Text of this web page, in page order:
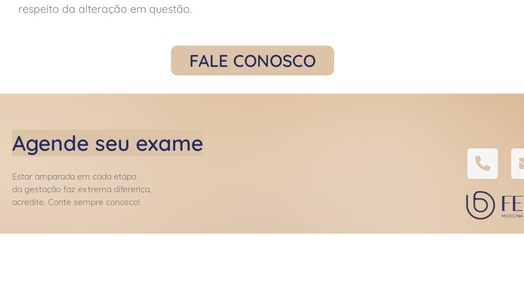
respeito da alteração em questão.
FALE CONOSCO
Agende seu exame
Estar amparada em cada etapa
da gestação faz extrema diferença,
acredite. Conte sempre conosco!